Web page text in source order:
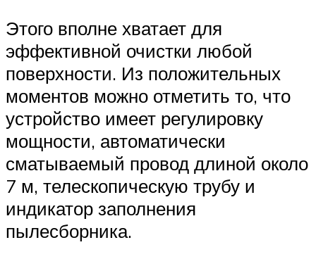
Этого вполне хватает для
эффективной очистки любой
поверхности. Из положительных
моментов можно отметить то, что
устройство имеет регулировку
мощности, автоматически
сматываемый провод длиной около
7 м, телескопическую трубу и
индикатор заполнения
пылесборника.